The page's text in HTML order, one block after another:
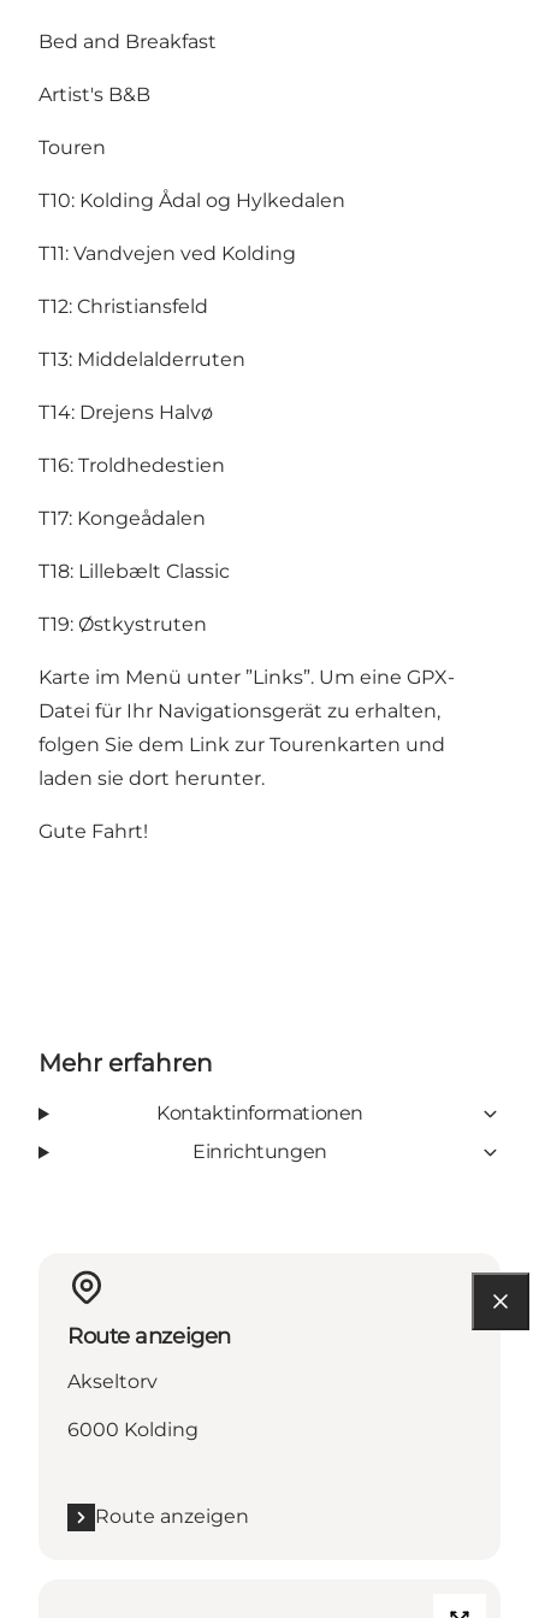
Bed and Breakfast
Artist's B&B
Touren
T10: Kolding Ådal og Hylkedalen
T11: Vandvejen ved Kolding
T12: Christiansfeld
T13: Middelalderruten
T14: Drejens Halvø
T16: Troldhedestien
T17: Kongeådalen
T18: Lillebælt Classic
T19: Østkystruten
Karte im Menü unter ”Links”. Um eine GPX-
Datei für Ihr Navigationsgerät zu erhalten,
folgen Sie dem Link zur Tourenkarten und
laden sie dort herunter.
Gute Fahrt!
Mehr erfahren
Kontaktinformationen
Einrichtungen
Route anzeigen
Akseltorv
6000 Kolding
Route anzeigen